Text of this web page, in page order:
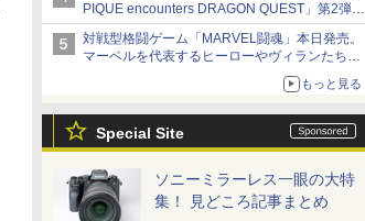
PIQUE encounters DRAGON QUEST」第2弾が
本日発売
アイスカップに入ったスライムやわたぼう、ベ
ビーサタンなどがオリジナルアートで登場
対戦型格闘ゲーム「MARVEL闘魂」本日発売。
マーベルを代表するヒーローやヴィランたちが
「GUILTY GEAR」などの格ゲーを手掛けるア
もっと見る
Special Site
ソニーミラーレス一眼の大特
集！ 見どころ記事まとめ